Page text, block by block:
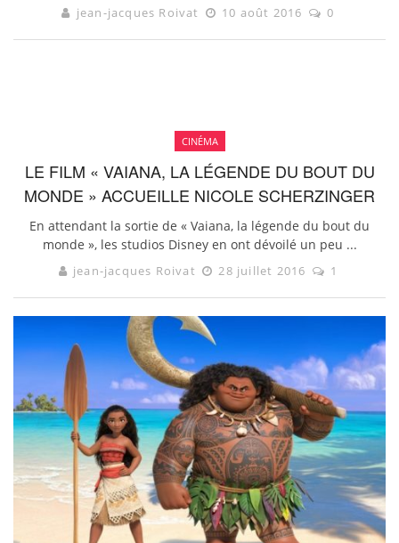
jean-jacques Roivat 10 août 2016 0
CINÉMA
LE FILM « VAIANA, LA LÉGENDE DU BOUT DU
MONDE » ACCUEILLE NICOLE SCHERZINGER
En attendant la sortie de « Vaiana, la légende du bout du
monde », les studios Disney en ont dévoilé un peu ...
jean-jacques Roivat 28 juillet 2016 1